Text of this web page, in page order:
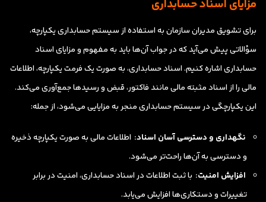
مزایای اسناد حسابداری
برای تشویق مدیران سازمان به استفاده از سیستم حسابداری یکپارچه،
سؤالاتی پیش می‌آید که در جواب آن‌ها باید به مفهوم و مزایای اسناد
حسابداری اشاره کنیم. اسناد حسابداری، به صورت یک فرمت یکپارچه، اطلاعات
مالی را از اسناد مثبته مالی مانند فاکتور، قبض و رسیدها جمع‌آوری می‌کند.
این یکپارچگی در سیستم حسابداری منجر به مزایایی می‌شود، از جمله:
نگهداری و دسترسی آسان اسناد: اطلاعات مالی به صورت یکپارچه ذخیره
و دسترسی به آن‌ها راحت‌تر می‌شود.
افزایش امنیت: با ثبت اطلاعات در اسناد حسابداری، امنیت در برابر
تغییرات و دستکاری‌ها افزایش می‌یابد.